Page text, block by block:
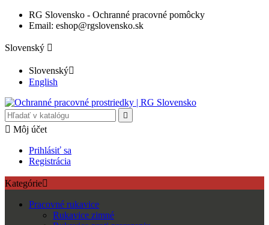
RG Slovensko - Ochranné pracovné pomôcky
Email: eshop@rgslovensko.sk
Slovenský 
Slovenský
English

 Môj účet
Prihlásiť sa
Registrácia
Kategórie
Pracovné rukavice
Rukavice zimné